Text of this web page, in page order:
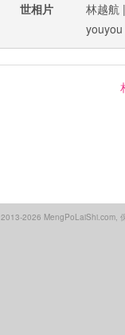
世相片
林越航
youyou
2013-2026 MengPoLaiShi.com,